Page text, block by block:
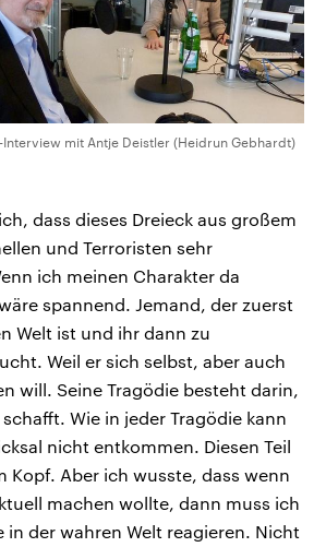
Interview mit Antje Deistler (Heidrun Gebhardt)
dass dieses Dreieck aus großem
und Terroristen sehr
ich meinen Charakter da
spannend. Jemand, der zuerst
Welt ist und ihr dann zu
Weil er sich selbst, aber auch
will. Seine Tragödie besteht darin,
Wie in jeder Tragödie kann
nicht entkommen. Diesen Teil
Kopf. Aber ich wusste, dass wenn
machen wollte, dann muss ich
in der wahren Welt reagieren. Nicht